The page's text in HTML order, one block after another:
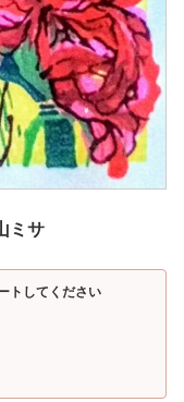
ミサ
トしてください